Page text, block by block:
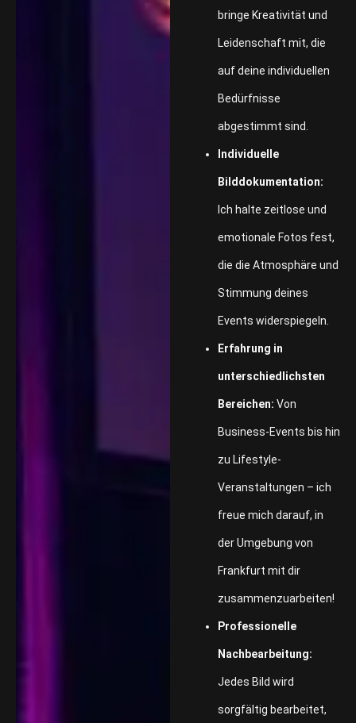
bringe Kreativität und
Leidenschaft mit, die
auf deine individuellen
Bedürfnisse
abgestimmt sind.
Individuelle
Bilddokumentation:
Ich halte zeitlose und
emotionale Fotos fest,
die die Atmosphäre und
Stimmung deines
Events widerspiegeln.
Erfahrung in
unterschiedlichsten
Bereichen: Von
Business-Events bis hin
zu Lifestyle-
Veranstaltungen – ich
freue mich darauf, in
der Umgebung von
Frankfurt mit dir
zusammenzuarbeiten!
Professionelle
Nachbearbeitung:
Jedes Bild wird
sorgfältig bearbeitet,